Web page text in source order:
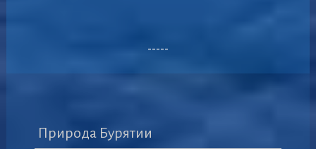
-----
Природа Бурятии